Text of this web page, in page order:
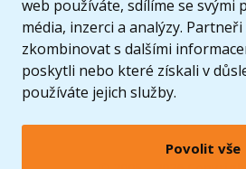
web používáte, sdílíme se svými
média, inzerci a analýzy.
zkombinovat s dalšími
poskytli nebo které získali v
používáte jejich služby.
Povolit vše